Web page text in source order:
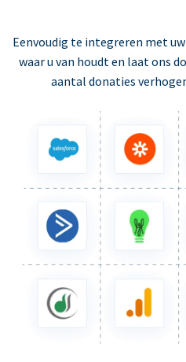
Eenvoudig te integreren met uw
waar u van houdt en laat ons
aantal donaties